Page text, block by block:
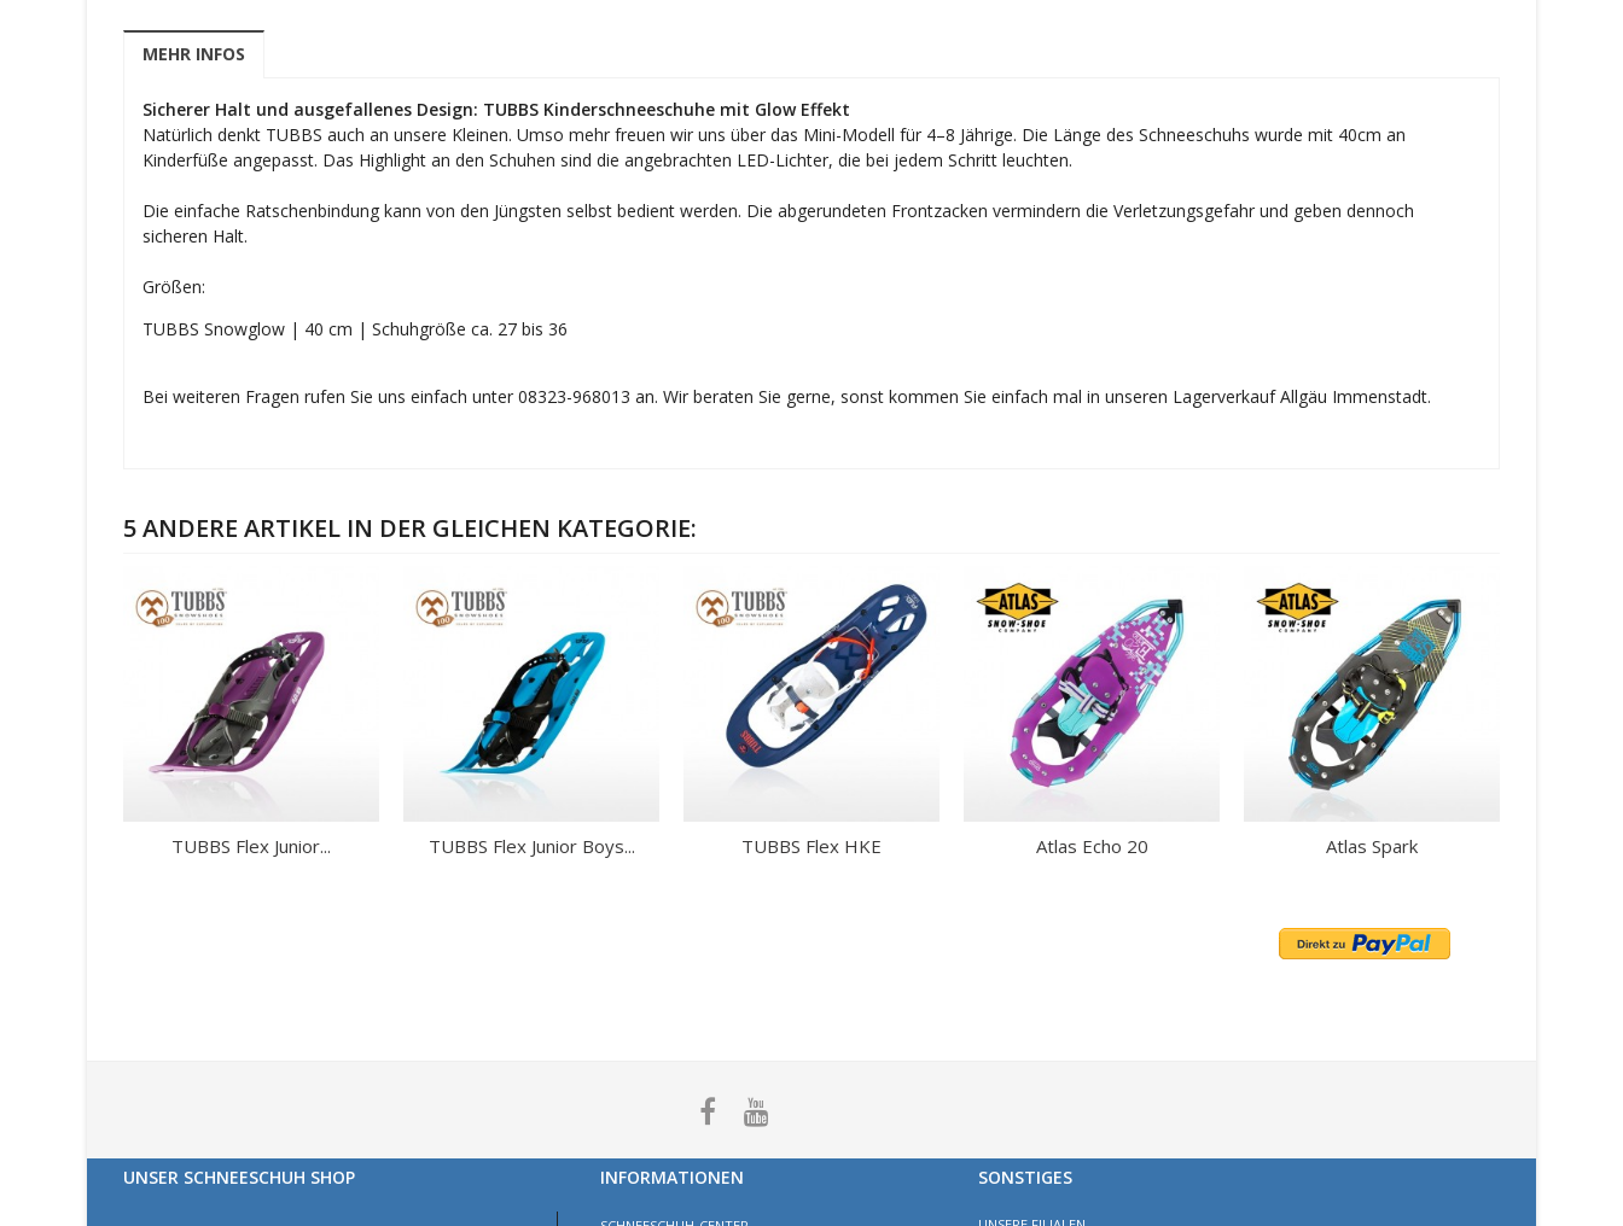
MEHR INFOS
Sicherer Halt und ausgefallenes Design: TUBBS Kinderschneeschuhe mit Glow Effekt
Natürlich denkt TUBBS auch an unsere Kleinen. Umso mehr freuen wir uns über das Mini-Modell für 4–8 Jährige. Die Länge des Schneeschuhs wurde mit 40cm an
Kinderfüße angepasst. Das Highlight an den Schuhen sind die angebrachten LED-Lichter, die bei jedem Schritt leuchten.
Die einfache Ratschenbindung kann von den Jüngsten selbst bedient werden. Die abgerundeten Frontzacken vermindern die Verletzungsgefahr und geben dennoch
sicheren Halt.
Größen:
TUBBS Snowglow | 40 cm | Schuhgröße ca. 27 bis 36
Bei weiteren Fragen rufen Sie uns einfach unter 08323-968013 an. Wir beraten Sie gerne, sonst kommen Sie einfach mal in unseren Lagerverkauf Allgäu Immenstadt.
5 ANDERE ARTIKEL IN DER GLEICHEN KATEGORIE:
TUBBS Flex Junior... TUBBS Flex Junior Boys... TUBBS Flex HKE Atlas Echo 20 Atlas Spark
UNSER SCHNEESCHUH SHOP INFORMATIONEN SONSTIGES